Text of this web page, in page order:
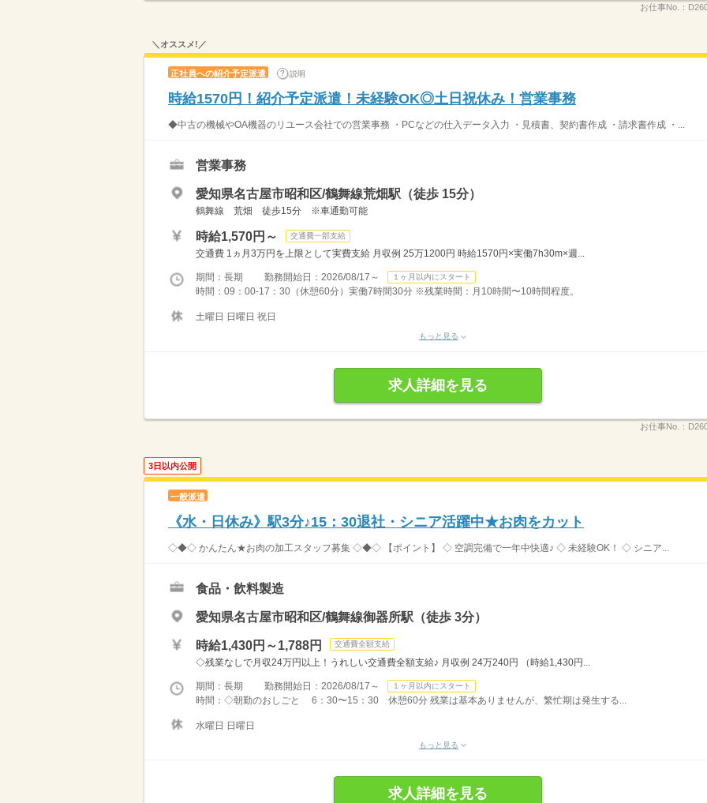
お仕事No.：
＼オススメ!／
正社員への紹介予定派遣 説明
時給1570円！紹介予定派遣！未経験OK◎土日祝休み！営業事務
◆中古の機械やOA機器のリユース会社での営業事務 ・PCなどの仕入データ入力 ・見積書、契約書作成 ・請求書作成 ・...
営業事務
愛知県名古屋市昭和区/鶴舞線荒畑駅（徒歩 15分）
鶴舞線 荒畑 徒歩15分 ※車通勤可能
時給1,570円～ 交通費一部支給
交通費 1ヵ月3万円を上限として実費支給 月収例 25万1200円 時給1570円×実働7h30m×週...
期間：長期 勤務開始日：2026/08/17～ １ヶ月以内にスタート
時間：09：00-17：30（休憩60分）実働7時間30分 ※残業時間：月10時間〜10時間程度。
土曜日 日曜日 祝日
もっと見る
求人詳細を見る
お仕事No.：
3日以内公開
一般派遣
《水・日休み》駅3分♪15：30退社・シニア活躍中★お肉をカット
◇◆◇ かんたん★お肉の加工スタッフ募集 ◇◆◇ 【ポイント】 ◇ 空調完備で一年中快適♪ ◇ 未経験OK！ ◇ シニア...
食品・飲料製造
愛知県名古屋市昭和区/鶴舞線御器所駅（徒歩 3分）
時給1,430円～1,788円 交通費全額支給
◇残業なしで月収24万円以上！うれしい交通費全額支給♪ 月収例 24万240円 （時給1,430円...
期間：長期 勤務開始日：2026/08/17～ １ヶ月以内にスタート
時間：◇朝勤のおしごと 6：30〜15：30 休憩60分 残業は基本ありませんが、繁忙期は発生する...
水曜日 日曜日
もっと見る
求人詳細を見る